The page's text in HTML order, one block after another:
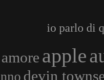
io parlo di
amore apple
devin